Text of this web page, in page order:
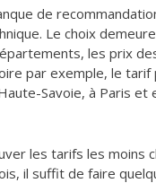
de
Le choix
les prix
par exemple, le
Savoie, à Paris et
les tarifs les moins
il suffit de faire